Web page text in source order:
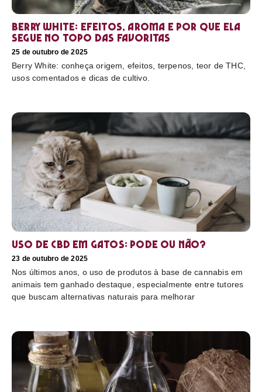
Berry White: efeitos, aroma e por que ela
segue no topo das favoritas
25 de outubro de 2025
Berry White: conheça origem, efeitos, terpenos, teor de THC,
usos comentados e dicas de cultivo.
Uso de CBD em gatos: pode ou não?
23 de outubro de 2025
Nos últimos anos, o uso de produtos à base de cannabis em
animais tem ganhado destaque, especialmente entre tutores
que buscam alternativas naturais para melhorar